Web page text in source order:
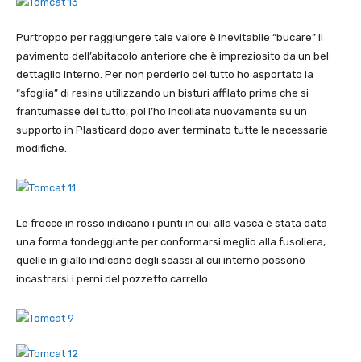
Purtroppo per raggiungere tale valore è inevitabile “bucare” il
pavimento dell’abitacolo anteriore che è impreziosito da un bel
dettaglio interno. Per non perderlo del tutto ho asportato la
“sfoglia” di resina utilizzando un bisturi affilato prima che si
frantumasse del tutto, poi l’ho incollata nuovamente su un
supporto in Plasticard dopo aver terminato tutte le necessarie
modifiche.
Le frecce in rosso indicano i punti in cui alla vasca è stata data
una forma tondeggiante per conformarsi meglio alla fusoliera,
quelle in giallo indicano degli scassi al cui interno possono
incastrarsi i perni del pozzetto carrello.